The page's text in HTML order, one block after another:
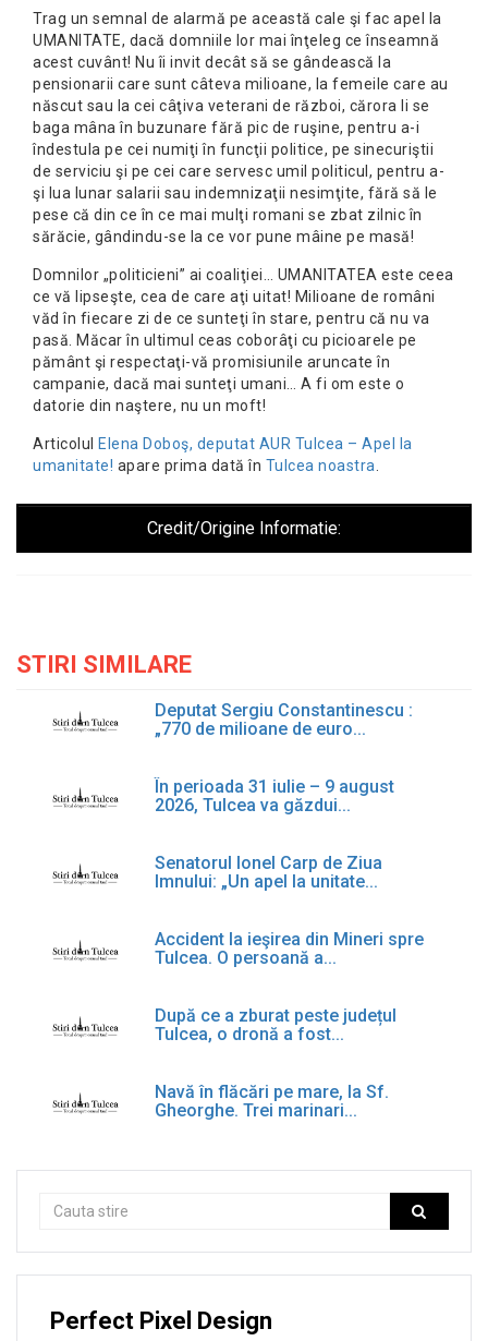
Trag un semnal de alarmă pe această cale şi fac apel la
UMANITATE, dacă domniile lor mai înţeleg ce înseamnă
acest cuvânt! Nu îi invit decât să se gândească la
pensionarii care sunt câteva milioane, la femeile care au
născut sau la cei câţiva veterani de război, cărora li se
baga mâna în buzunare fără pic de ruşine, pentru a-i
îndestula pe cei numiţi în funcţii politice, pe sinecuriştii
de serviciu şi pe cei care servesc umil politicul, pentru a-
şi lua lunar salarii sau indemnizaţii nesimţite, fără să le
pese că din ce în ce mai mulţi romani se zbat zilnic în
sărăcie, gândindu-se la ce vor pune mâine pe masă!
Domnilor „politicieni” ai coaliţiei… UMANITATEA este ceea
ce vă lipseşte, cea de care aţi uitat! Milioane de români
văd în fiecare zi de ce sunteţi în stare, pentru că nu va
pasă. Măcar în ultimul ceas coborâţi cu picioarele pe
pământ şi respectaţi-vă promisiunile aruncate în
campanie, dacă mai sunteţi umani… A fi om este o
datorie din naştere, nu un moft!
Articolul
Elena Doboş, deputat AUR Tulcea – Apel la
umanitate! apare prima dată în Tulcea noastra.
Credit/Origine Informatie:
STIRI SIMILARE
Deputat Sergiu Constantinescu :
„770 de milioane de euro...
În perioada 31 iulie – 9 august
2026, Tulcea va găzdui...
Senatorul Ionel Carp de Ziua
Imnului: „Un apel la unitate...
Accident la ieşirea din Mineri spre
Tulcea. O persoană a...
După ce a zburat peste județul
Tulcea, o dronă a fost...
Navă în flăcări pe mare, la Sf.
Gheorghe. Trei marinari...
Perfect Pixel Design